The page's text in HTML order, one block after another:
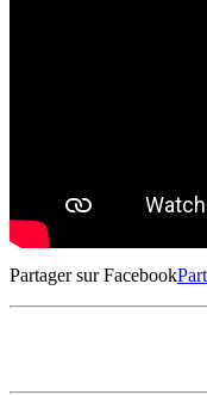
Partager sur Facebook